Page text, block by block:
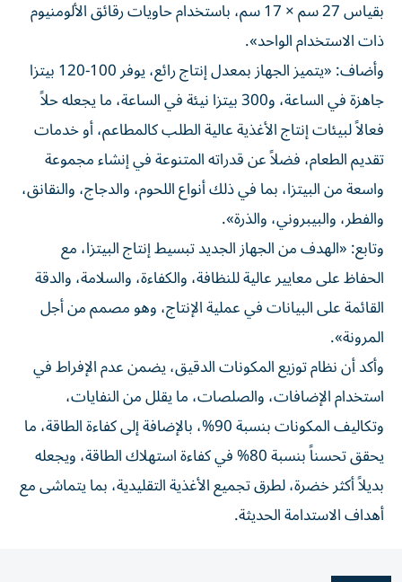
بقياس 27 سم × 17 سم، باستخدام حاويات رقائق الألومنيوم
ذات الاستخدام الواحد».
وأضاف: «يتميز الجهاز بمعدل إنتاج رائع، يوفر 100-120 بيتزا
جاهزة في الساعة، و300 بيتزا نيئة في الساعة، ما يجعله حلاً
فعالاً لبيئات إنتاج الأغذية عالية الطلب كالمطاعم، أو خدمات
تقديم الطعام، فضلاً عن قدراته المتنوعة في إنشاء مجموعة
واسعة من البيتزا، بما في ذلك أنواع اللحوم، والدجاج، والنقانق،
والفطر، والبيبروني، والذرة».
وتابع: «الهدف من الجهاز الجديد تبسيط إنتاج البيتزا، مع
الحفاظ على معايير عالية للنظافة، والكفاءة، والسلامة، والدقة
القائمة على البيانات في عملية الإنتاج، وهو مصمم من أجل
المرونة».
وأكد أن نظام توزيع المكونات الدقيق، يضمن عدم الإفراط في
استخدام الإضافات، والصلصات، ما يقلل من النفايات،
وتكاليف المكونات بنسبة 90%، بالإضافة إلى كفاءة الطاقة، ما
يحقق تحسناً بنسبة 80% في كفاءة استهلاك الطاقة، ويجعله
بديلاً أكثر خضرة، لطرق تجميع الأغذية التقليدية، بما يتماشى مع
أهداف الاستدامة الحديثة.